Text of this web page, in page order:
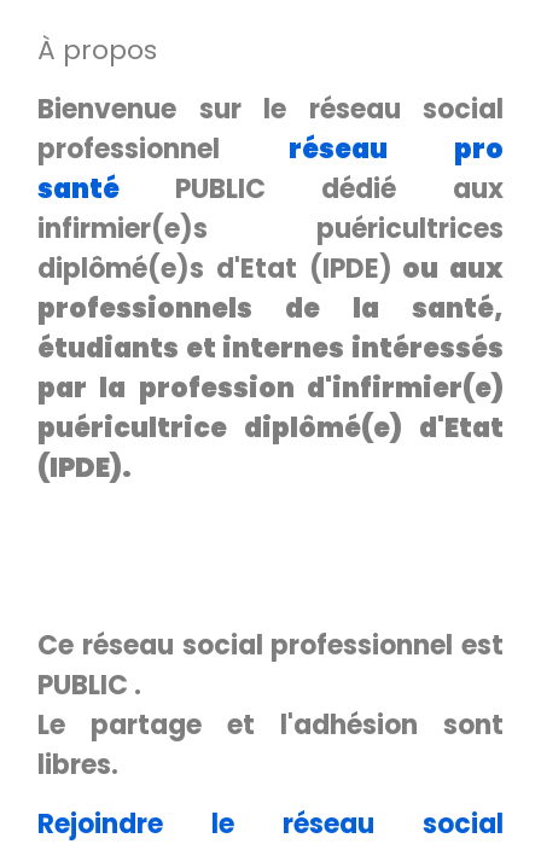
À propos
Bienvenue sur le réseau social
professionnel réseau pro
santé
PUBLIC dédié aux
infirmier(e)s puéricultrices
diplômé(e)s d'Etat (IPDE) ou aux
professionnels de la santé,
étudiants et internes intéressés
par la profession d'infirmier(e)
puéricultrice diplômé(e) d'Etat
(IPDE).
Ce réseau social professionnel est
PUBLIC .
Le partage et l'adhésion sont
libres.
Rejoindre le réseau social